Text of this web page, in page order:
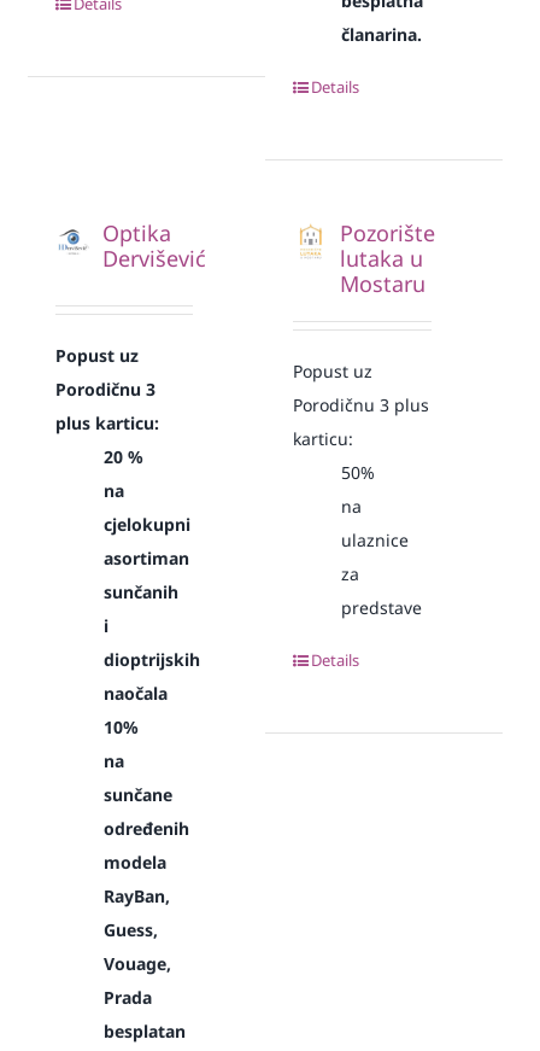
članarina.
Details
Optika
Dervišević
Popust uz
Porodičnu 3
plus karticu:
20 %
na
cjelokupni
asortiman
sunčanih
i
dioptrijskih
naočala
10%
na
sunčane
određenih
modela
RayBan,
Guess,
Vouage,
Prada
besplatan
Pozorište
lutaka u
Mostaru
Popust uz
Porodičnu 3 plus
karticu:
50%
na
ulaznice
za
predstave
Details